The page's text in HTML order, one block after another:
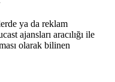
ya da reklam
ajansları aracılığı ile
olarak bilinen